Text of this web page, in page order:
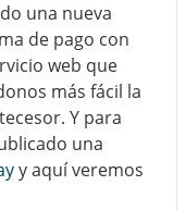
una nueva
de pago con
web que
más fácil la
Y para
una
y aquí veremos